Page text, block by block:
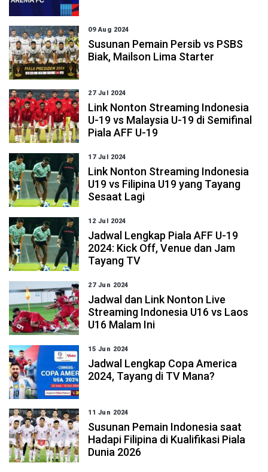
09 Aug 2024
Susunan Pemain Persib vs PSBS
Biak, Mailson Lima Starter
27 Jul 2024
Link Nonton Streaming Indonesia
U-19 vs Malaysia U-19 di Semifinal
Piala AFF U-19
17 Jul 2024
Link Nonton Streaming Indonesia
U19 vs Filipina U19 yang Tayang
Sesaat Lagi
12 Jul 2024
Jadwal Lengkap Piala AFF U-19
2024: Kick Off, Venue dan Jam
Tayang TV
27 Jun 2024
Jadwal dan Link Nonton Live
Streaming Indonesia U16 vs Laos
U16 Malam Ini
15 Jun 2024
Jadwal Lengkap Copa America
2024, Tayang di TV Mana?
11 Jun 2024
Susunan Pemain Indonesia saat
Hadapi Filipina di Kualifikasi Piala
Dunia 2026